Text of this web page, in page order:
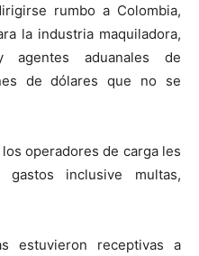
rumbo a Colombia,
la industria maquiladora,
agentes aduanales de
de dólares que no se
operadores de carga les
inclusive multas,
estuvieron receptivas a